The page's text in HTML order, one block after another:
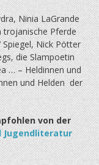
Ninia LaGrande
trojanische Pferde
Spiegel, Nick Pötter
die Slampoetin
… – Heldinnen und
und Helden der
von der
Jugendliteratur